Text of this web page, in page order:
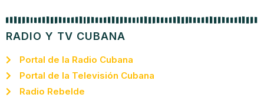
RADIO Y TV CUBANA
Portal de la Radio Cubana
Portal de la Televisión Cubana
Radio Rebelde